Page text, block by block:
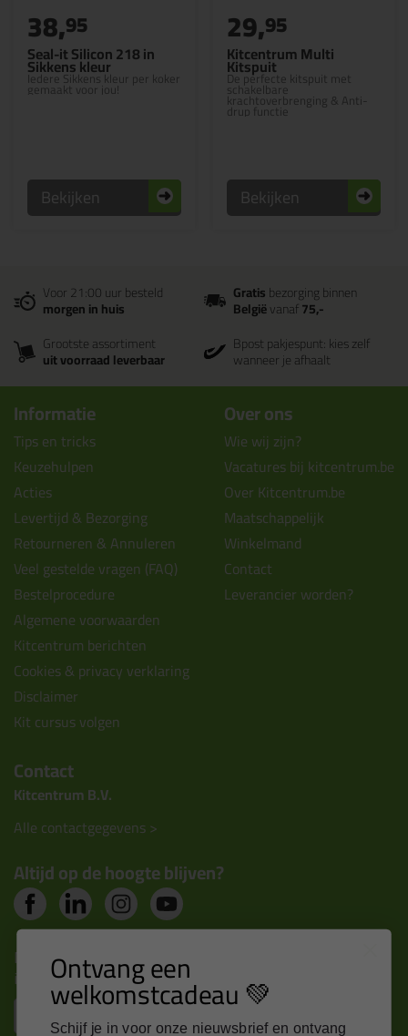
Seal-it Silicon 218 in
Sikkens kleur
Iedere Sikkens kleur per koker
gemaakt voor jou!
38,95
Bekijken
Kitcentrum Multi
Kitspuit
De perfecte kitspuit met
schakelbare
krachtoverbrenging & Anti-
drup functie
29,95
Bekijken
Voor 21:00 uur besteld
morgen in huis
Gratisbezorging binnen
Belgiëvanaf75,-
Grootste assortiment
uit voorraad leverbaar
Bpost pakjespunt: kies zelf
wanneer je afhaalt
Informatie
Tips en tricks
Keuzehulpen
Acties
Levertijd & Bezorging
Retourneren & Annuleren
Veel gestelde vragen (FAQ)
Bestelprocedure
Algemene voorwaarden
Kitcentrum berichten
Cookies & privacy verklaring
Disclaimer
Kit cursus volgen
Over ons
Wie wij zijn?
Vacatures bij kitcentrum.be
Over Kitcentrum.be
Maatschappelijk
Winkelmand
Contact
Leverancier worden?
Contact
Kitcentrum B.V.
Alle contactgegevens >
Altijd op de hoogte blijven?
Nieuws, tips en exclusieve deals rechtstreeks in je
inbox Ontvang een
welkomstcadeau 💚
Schijf je in voor onze nieuwsbrief en ontvang